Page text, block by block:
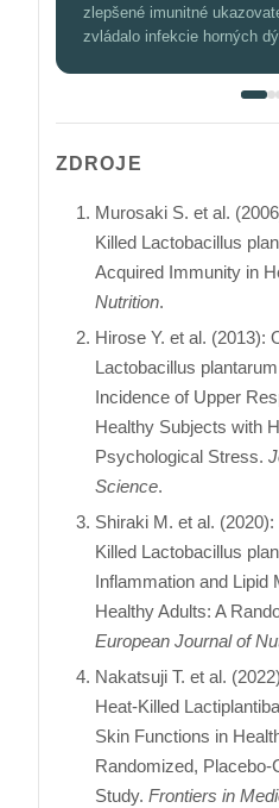
zlepšené imunitné
zvládalo infekcie horných
ZDROJE
Murosaki S. et al.
Killed Lactobacillus
Acquired Immunity in
Nutrition.
Hirose Y. et al. (2013):
Lactobacillus
Incidence of Upper
Healthy Subjects with
Psychological Stress.
Science.
Shiraki M. et al.
Killed Lactobacillus
Inflammation and Lipid
Healthy Adults: A
European Journal of
Nakatsuji T. et al.
Heat-Killed
Skin Functions in
Randomized, Placebo-
Study. Frontiers in